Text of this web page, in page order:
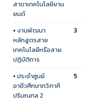
สาขาเทคโนโลยียาน
ยนต์
• งานพัฒนา
หลักสูตรสาย
เทคโนโลยีหรือสาย
ปฏิบัติการ
3
• ประจำศูนย์
อาชีวศึกษาทวิภาคี
ปริมณฑล 2
5